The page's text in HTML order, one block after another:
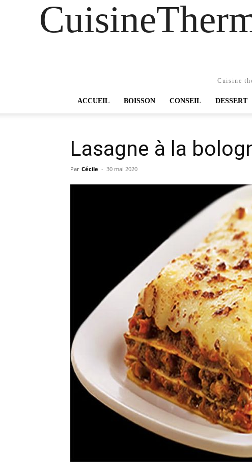
Cuisine
ACCUEIL BOISSON CONSEIL DESSERT
Lasagne à la
Par Cécile - 30 mai 2020